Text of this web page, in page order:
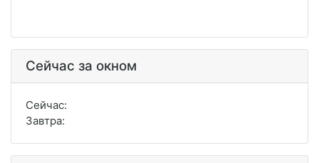
Сейчас за окном
Сейчас:
Завтра: